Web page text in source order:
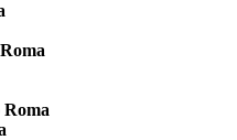
Roma
Roma